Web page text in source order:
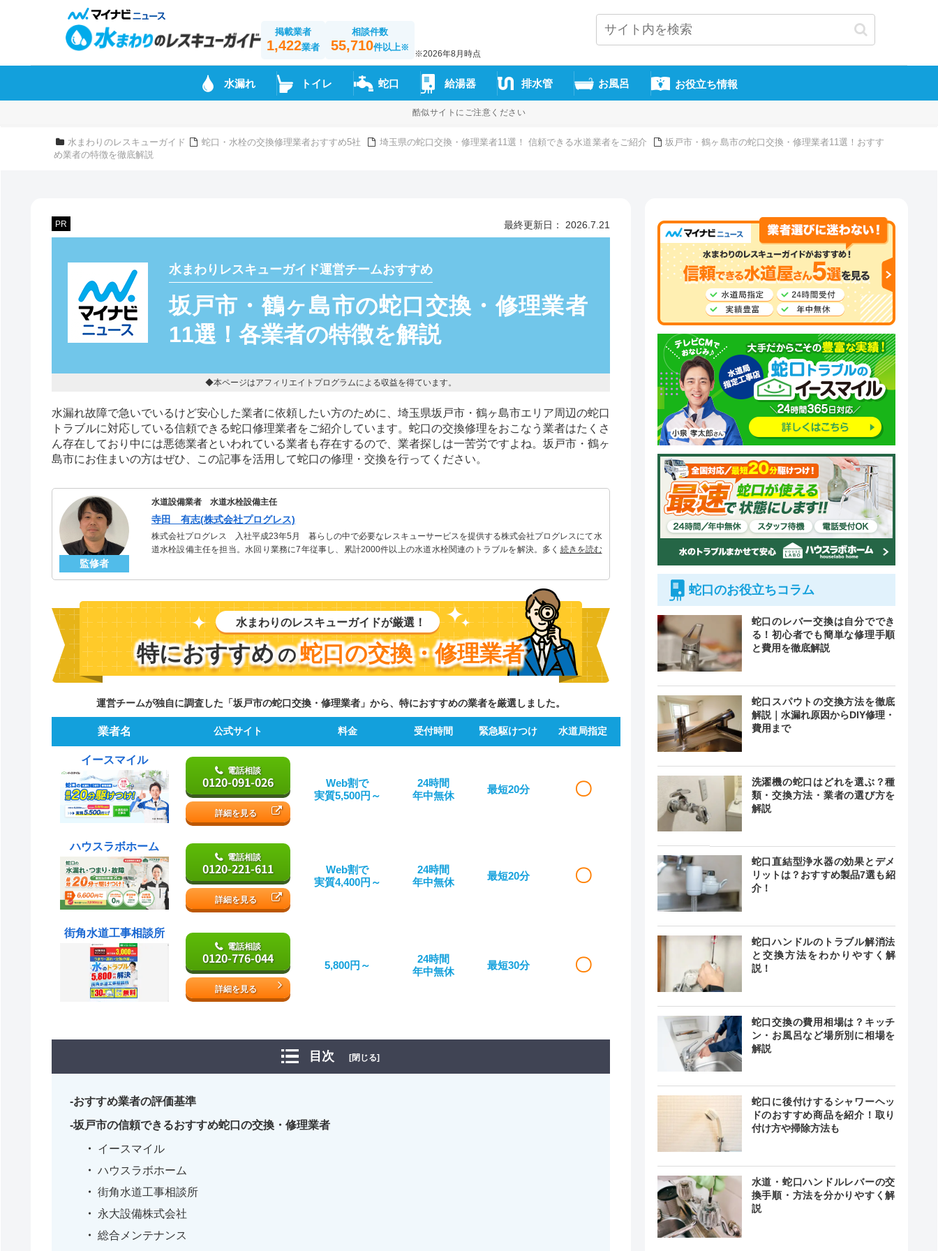
掲載業者
1,422業者
相談件数
55,710件以上※
※2026年8月時点
水漏れ トイレ 蛇口 給湯器 排水管 お風呂 お役立ち情報
酷似サイトにご注意ください
水まわりのレスキューガイド 蛇口・水栓の交換修理業者おすすめ5社 埼玉県の蛇口交換・修理業者11選！ 信頼できる水道業者をご紹介
坂戸市・鶴ヶ島市の蛇口交換・修理業者11選！おすす
め業者の特徴を徹底解説
PR 最終更新日： 2026.7.21
水まわりレスキューガイド運営チームおすすめ
坂戸市・鶴ヶ島市の蛇口交換・修理業者
11選！各業者の特徴を解説
◆本ページはアフィリエイトプログラムによる収益を得ています。
水漏れ故障で急いでいるけど安心した業者に依頼したい方のために、埼玉県坂戸市・鶴ヶ島市エリア周辺の蛇口
トラブルに対応している信頼できる蛇口修理業者をご紹介しています。蛇口の交換修理をおこなう業者はたくさ
ん存在しており中には悪徳業者といわれている業者も存在するので、業者探しは一苦労ですよね。坂戸市・鶴ヶ
島市にお住まいの方はぜひ、この記事を活用して蛇口の修理・交換を行ってください。
監修者
水道設備業者 水道水栓設備主任
寺田 有志(株式会社プログレス)
株式会社プログレス 入社平成23年5月 暮らしの中で必要なレスキューサービスを提供する株式会社プログレスにて水
道水栓設備主任を担当。水回り業務に7年従事し、累計2000件以上の水道水栓関連のトラブルを解決。多くのお客様に
続きを読む
水まわりのレスキューガイドが厳選！
特におすすめの蛇口の交換・修理業者
運営チームが独自に調査した「坂戸市の蛇口交換・修理業者」から、特におすすめの業者を厳選しました。
業者名 公式サイト 料金 受付時間 緊急駆けつけ 水道局指定
イースマイル
電話相談
0120-091-026
詳細を見る
Web割で
実質5,500円～
24時間
年中無休
最短20分 〇
ハウスラボホーム
電話相談
0120-221-611
詳細を見る
Web割で
実質4,400円～
24時間
年中無休
最短20分 〇
街角水道工事相談所
電話相談
0120-776-044
詳細を見る
5,800円～
24時間
年中無休
最短30分 〇
目次 [閉じる]
おすすめ業者の評価基準
坂戸市の信頼できるおすすめ蛇口の交換・修理業者
イースマイル
ハウスラボホーム
街角水道工事相談所
永大設備株式会社
総合メンテナンス
蛇口のお役立ちコラム
蛇口のレバー交換は自分ででき
る！初心者でも簡単な修理手順
と費用を徹底解説
蛇口スパウトの交換方法を徹底
解説｜水漏れ原因からDIY修理・
費用まで
洗濯機の蛇口はどれを選ぶ？種
類・交換方法・業者の選び方を
解説
蛇口直結型浄水器の効果とデメ
リットは？おすすめ製品7選も紹
介！
蛇口ハンドルのトラブル解消法
と交換方法をわかりやすく解
説！
蛇口交換の費用相場は？キッチ
ン・お風呂など場所別に相場を
解説
蛇口に後付けするシャワーヘッ
ドのおすすめ商品を紹介！取り
付け方や掃除方法も
水道・蛇口ハンドルレバーの交
換手順・方法を分かりやすく解
説